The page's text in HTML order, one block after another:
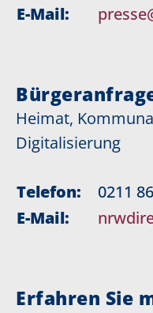
E-Mail:
Heimat,
Digitalisierung
Telefon:
0211
E-Mail:
Erfahren Sie